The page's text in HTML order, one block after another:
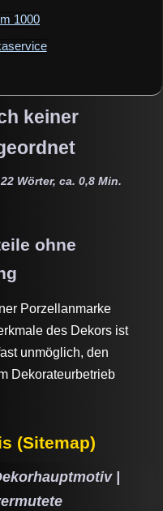
1000
keiner
Wörter, ca. 0,8 Min.
ohne
Porzellanmarke
des Dekors ist
unmöglich, den
Dekorateurbetrieb
(Sitemap)
|